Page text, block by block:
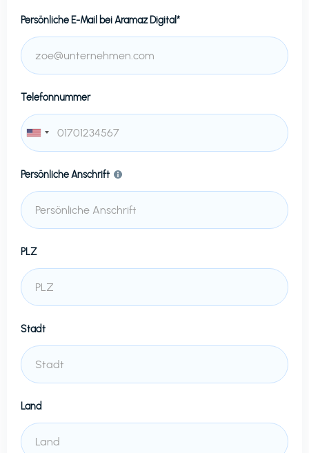
Persönliche E-Mail beiAramaz Digital*
Telefonnummer
Persönliche Anschrift
PLZ
Stadt
Land